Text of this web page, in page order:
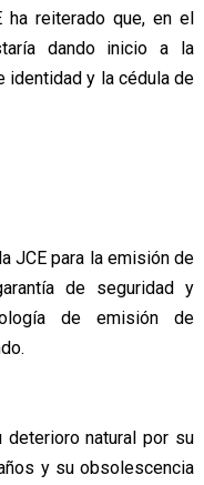
reiterado que, en el
dando inicio a la
identidad y la cédula de
JCE para la emisión de
de seguridad y
de emisión de
natural por su
y su obsolescencia